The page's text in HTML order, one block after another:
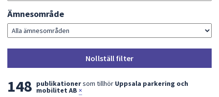
Ämnesområde
Nollställ filter
L
148 publikationersom tillhör Uppsala parkering och
mobilitet AB ×